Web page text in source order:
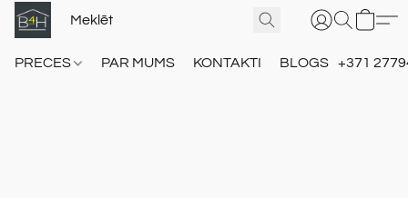
PRECES PAR MUMS KONTAKTI BLOGS +371